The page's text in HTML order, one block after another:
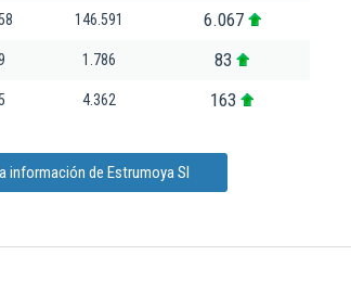
146.591 6.067
1.786 83
4.362 163
información de Estrumoya Sl